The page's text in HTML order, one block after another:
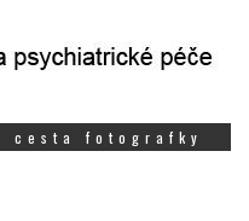
cesta fotografky